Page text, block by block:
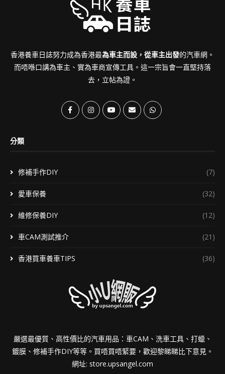
香港養車日誌努力成為香港最為車主而設，從車主出發的汽車網。
而唔喺口講為車主、實為車商宣傳工具。這一宗旨會一直堅持落
去，立帖為證。
分類
修補手作DIY (7)
愛車保養 (32)
維修保養DIY (12)
車CAM測試推介 (21)
香港買車養車TIPS (36)
嚴選最優質、高性價比的汽車用品：車CAM、洗車工具、打蠟、
鍍膜、修補手作DIY等等。買唔買唔緊要，歡迎黎睇睇比下意見。
網址: store.upsangel.com